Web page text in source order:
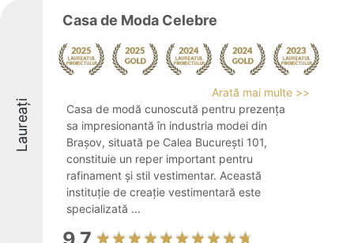
Laureați
Casa de Moda Celebre
Arată mai multe >>
Casa de modă cunoscută pentru prezența
sa impresionantă în industria modei din
Brașov, situată pe Calea București 101,
constituie un reper important pentru
rafinament și stil vestimentar. Această
instituție de creație vestimentară este
specializată ...